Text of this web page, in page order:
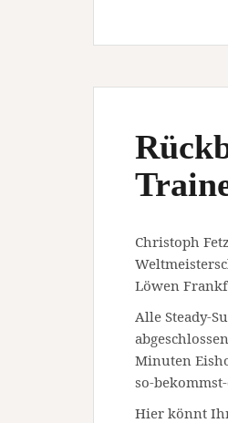
Christoph
Löwen
Alle Steady-
Minuten
so-
Hier könnt